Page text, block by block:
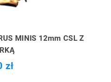
MINIS 12mm CSL Z
zł